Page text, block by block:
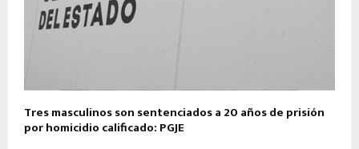
Tres masculinos son sentenciados a 20 años de prisión
por homicidio calificado: PGJE